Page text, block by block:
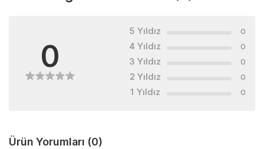
0
5 Yıldız 0
4 Yıldız 0
3 Yıldız 0
2 Yıldız 0
1 Yıldız 0
Ürün Yorumları (0)